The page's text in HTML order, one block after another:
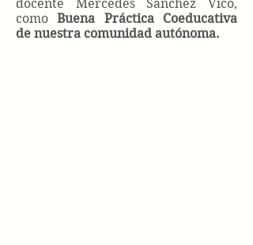
docente Mercedes Sánchez Vico,
comoBuena Práctica Coeducativa
de nuestra comunidad autónoma.